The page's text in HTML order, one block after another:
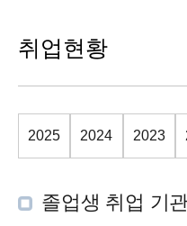
취업현황
2025 2024 2023
졸업생 취업 기